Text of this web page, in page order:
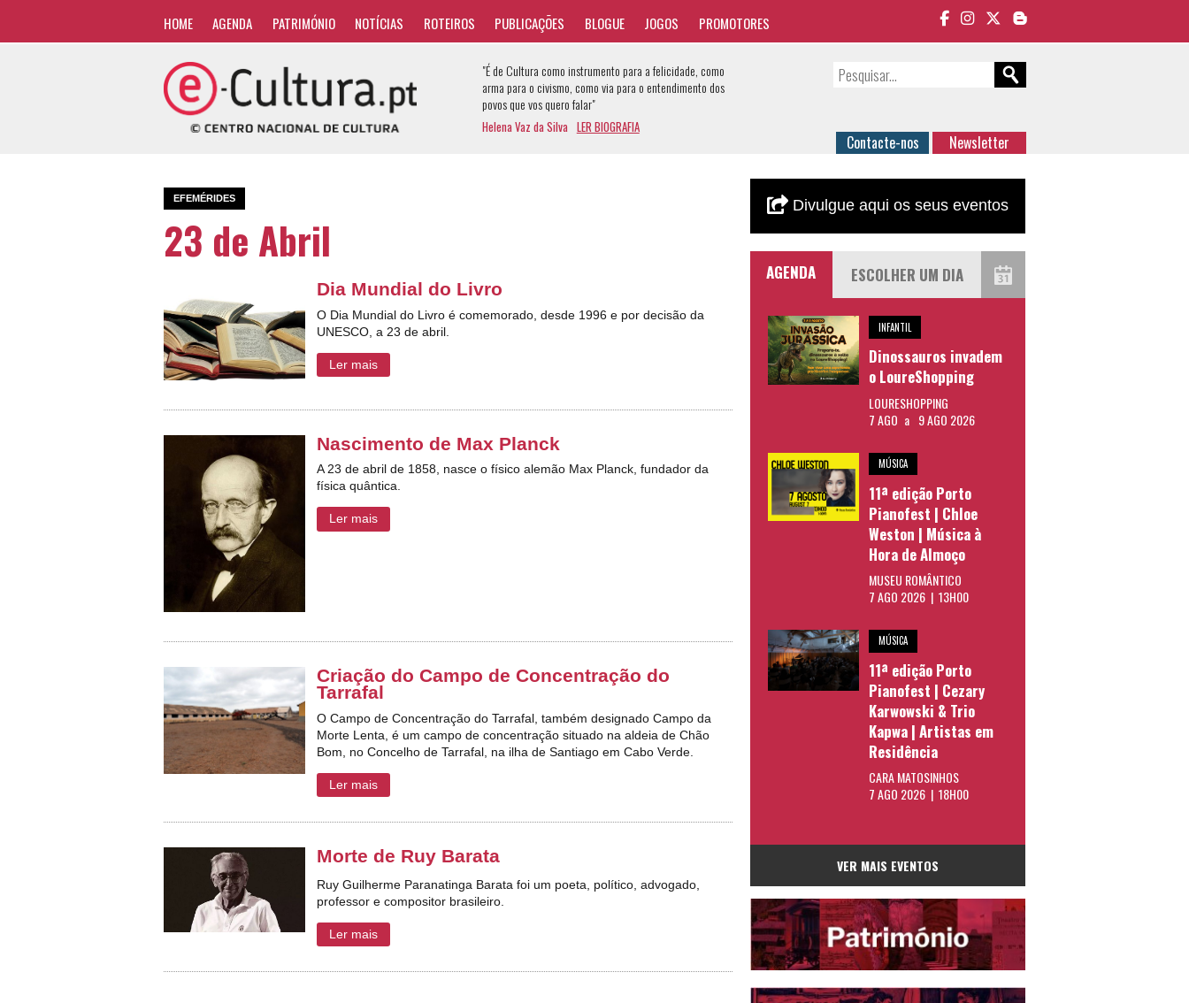
HOME AGENDA PATRIMÓNIO NOTÍCIAS ROTEIROS PUBLICAÇÕES BLOGUE JOGOS PROMOTORES
"É de Cultura como instrumento para a felicidade, como
arma para o civismo, como via para o entendimento dos
povos que vos quero falar"
Helena Vaz da Silva LER BIOGRAFIA
Contacte-nos Newsletter
EFEMÉRIDES
23 de Abril
Dia Mundial do Livro
O Dia Mundial do Livro é comemorado, desde 1996 e por decisão da
UNESCO, a 23 de abril.
Ler mais
Nascimento de Max Planck
A 23 de abril de 1858, nasce o físico alemão Max Planck, fundador da
física quântica.
Ler mais
Criação do Campo de Concentração do
Tarrafal
O Campo de Concentração do Tarrafal, também designado Campo da
Morte Lenta, é um campo de concentração situado na aldeia de Chão
Bom, no Concelho de Tarrafal, na ilha de Santiago em Cabo Verde.
Ler mais
Morte de Ruy Barata
Ruy Guilherme Paranatinga Barata foi um poeta, político, advogado,
professor e compositor brasileiro.
Ler mais
Divulgue aqui os seus eventos
AGENDA
INFANTIL
Dinossauros invadem
o LoureShopping
LOURESHOPPING
7 AGO a 9 AGO 2026
MÚSICA
11ª edição Porto
Pianofest | Chloe
Weston | Música à
Hora de Almoço
MUSEU ROMÂNTICO
7 AGO 2026 | 13H00
MÚSICA
11ª edição Porto
Pianofest | Cezary
Karwowski & Trio
Kapwa | Artistas em
Residência
CARA MATOSINHOS
7 AGO 2026 | 18H00
VER MAIS EVENTOS